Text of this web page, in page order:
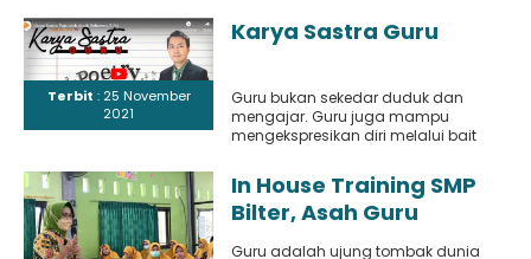
Terbit : 25 November
2021
Karya Sastra Guru
Guru bukan sekedar duduk dan
mengajar. Guru juga mampu
mengekspresikan diri melalui bait
In House Training SMP
Bilter, Asah Guru
Menjadi Guru yang
Guru adalah ujung tombak dunia